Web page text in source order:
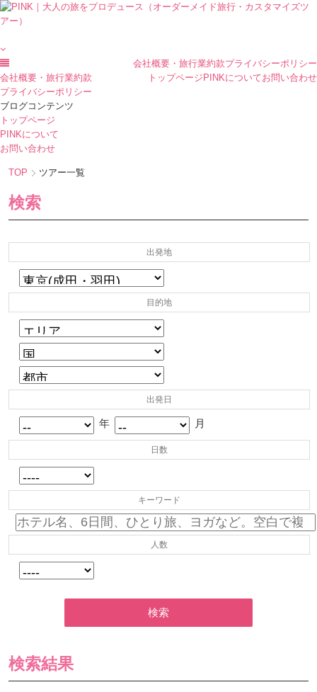
会社概要・旅行業約款プライバシーポリシー
トップページ PINKについてお問い合わせ
会社概要・旅行業約款
プライバシーポリシー
ブログコンテンツ
トップページ
PINKについて
お問い合わせ
TOP ツアー一覧
検索
出発地
目的地
出発日
年 月
日数
キーワード
人数
検索
検索結果